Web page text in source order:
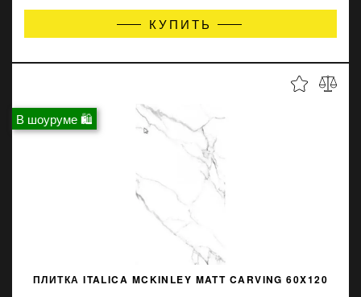
КУПИТЬ
В шоуруме 🛍
ПЛИТКА ITALICA MCKINLEY MATT CARVING 60X120